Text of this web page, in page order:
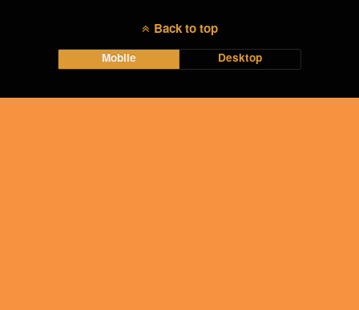
Back to top
Mobile Desktop